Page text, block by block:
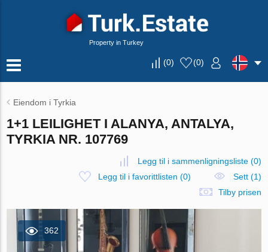
Property in Turkey
(0) (0)
Eiendom i Tyrkia
1+1 LEILIGHET I ALANYA, ANTALYA,
TYRKIA NR. 107769
Legg til i sammenligningsliste(0)
Legg til i favorittlisten (0)
Sett (1)
Tilby prisen
362